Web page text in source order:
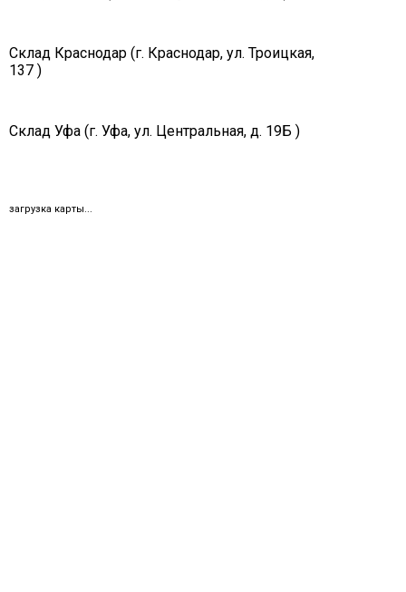
Склад Краснодар (г. Краснодар, ул. Троицкая,
137 )
Склад Уфа (г. Уфа, ул. Центральная, д. 19Б )
загрузка карты...